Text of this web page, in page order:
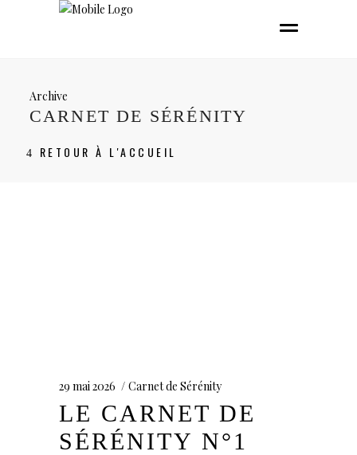
Archive
CARNET DE SÉRÉNITY
RETOUR À L'ACCUEIL
29 mai 2026 Carnet de Sérénity
LE CARNET DE
SÉRÉNITY N°1